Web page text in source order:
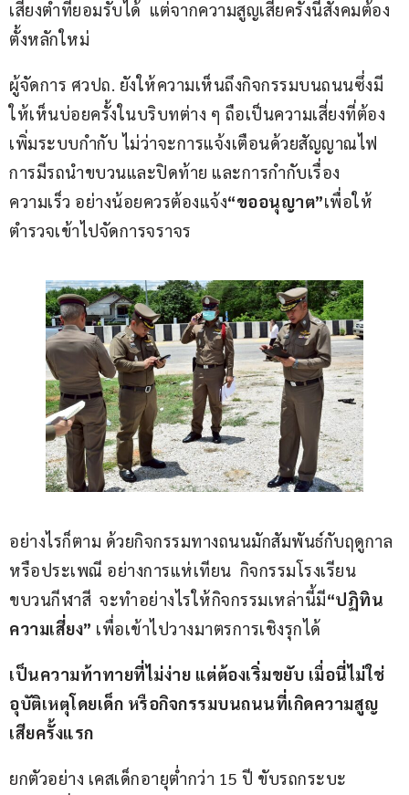
เสี่ยงต่ำที่ยอมรับได้  แต่จากความสูญเสียครั้งนี้สังคมต้อง
ตั้งหลักใหม่
ผู้จัดการ ศวปถ. ยังให้ความเห็นถึงกิจกรรมบนถนนซึ่งมี
ให้เห็นบ่อยครั้งในบริบทต่าง ๆ ถือเป็นความเสี่ยงที่ต้อง
เพิ่มระบบกำกับ ไม่ว่าจะการแจ้งเตือนด้วยสัญญาณไฟ
การมีรถนำขบวนและปิดท้าย และการกำกับเรื่อง
ความเร็ว อย่างน้อยควรต้องแจ้ง“ขออนุญาต”เพื่อให้
ตำรวจเข้าไปจัดการจราจร
อย่างไรก็ตาม ด้วยกิจกรรมทางถนนมักสัมพันธ์กับฤดูกาล
หรือประเพณี อย่างการแห่เทียน  กิจกรรมโรงเรียน
ขบวนกีฬาสี  จะทำอย่างไรให้กิจกรรมเหล่านี้มี“ปฏิทิน
ความเสี่ยง” เพื่อเข้าไปวางมาตรการเชิงรุกได้
เป็นความท้าทายที่ไม่ง่าย แต่ต้องเริ่มขยับ เมื่อนี่ไม่ใช่
อุบัติเหตุโดยเด็ก หรือกิจกรรมบนถนนที่เกิดความสูญ
เสียครั้งแรก
ยกตัวอย่าง เคสเด็กอายุต่ำกว่า 15 ปี ขับรถกระบะ